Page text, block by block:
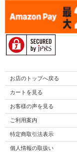
お店のトップへ戻る
カートを見る
お客様の声を見る
ご利用案内
特定商取引法表示
個人情報の取扱い